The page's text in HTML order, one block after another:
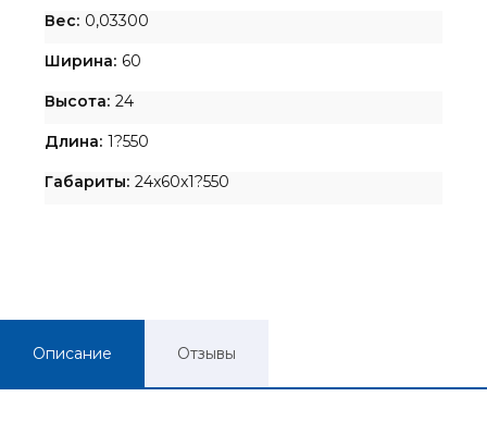
Вес: 0,03300
Ширина: 60
Высота: 24
Длина: 1?550
Габариты: 24x60x1?550
Описание Отзывы